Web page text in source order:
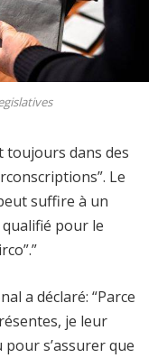
toujours dans des
Le
suffire à un
qualifié pour le
a déclaré: “Parce
je leur
pour s’assurer que